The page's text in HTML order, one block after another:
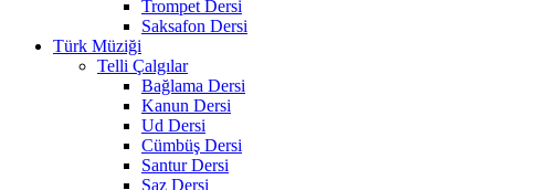
Trompet Dersi
Saksafon Dersi
Türk Müziği
Telli Çalgılar
Bağlama Dersi
Kanun Dersi
Ud Dersi
Cümbüş Dersi
Santur Dersi
Saz Dersi